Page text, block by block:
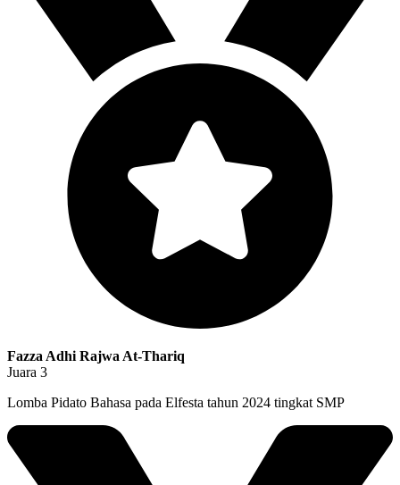
Fazza Adhi Rajwa At-Thariq
Juara 3
Lomba Pidato Bahasa pada Elfesta tahun 2024 tingkat SMP